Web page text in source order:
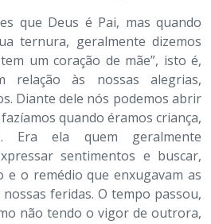
que Deus é Pai, mas quando
ternura, geralmente dizemos
um coração de mãe”, isto é,
relação às nossas alegrias,
Diante dele nós podemos abrir
quando éramos criança,
Era ela quem geralmente
sentimentos e buscar,
e o remédio que enxugavam as
feridas. O tempo passou,
não tendo o vigor de outrora,